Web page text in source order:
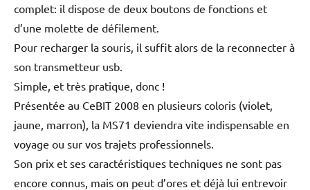
complet: il dispose de deux boutons de fonctions et
d’une molette de défilement.
Pour recharger la souris, il suffit alors de la reconnecter à
son transmetteur usb.
Simple, et très pratique, donc !
Présentée au CeBIT 2008 en plusieurs coloris (violet,
jaune, marron), la MS71 deviendra vite indispensable en
voyage ou sur vos trajets professionnels.
Son prix et ses caractéristiques techniques ne sont pas
encore connus, mais on peut d’ores et déjà lui entrevoir